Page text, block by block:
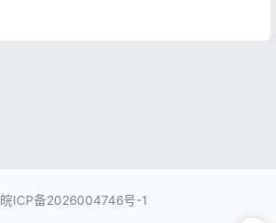
皖ICP备2026004746号-1